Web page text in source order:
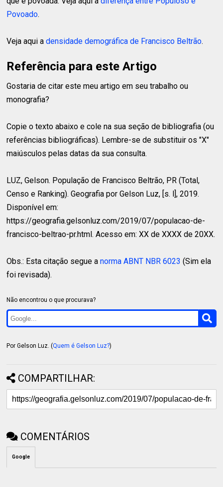
Povoado.
Veja aqui adensidade demográfica de Francisco Beltrão.
Referência para este Artigo
Gostaria de citar este meu artigo em seu trabalho ou
monografia?
Copie o texto abaixo e cole na sua seção de bibliografia (ou
referências bibliográficas). Lembre-se de substituir os "X"
maiúsculos pelas datas da sua consulta.
LUZ, Gelson. População de Francisco Beltrão, PR (Total,
Censo e Ranking). Geografia por Gelson Luz, [s. l], 2019.
Disponível em:
https://geografia.gelsonluz.com/2019/07/populacao-de-
francisco-beltrao-pr.html. Acesso em: XX de XXXX de 20XX.
Obs.: Esta citação segue anorma ABNT NBR 6023 (Sim ela
foi revisada).
Não encontrou o que procurava?
Por Gelson Luz. (Quem é Gelson Luz?)
COMPARTILHAR:
COMENTÁRIOS
Google